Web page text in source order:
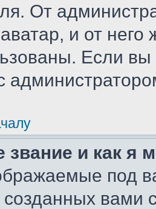
От
и от него
Если
звание и как я
под
созданных